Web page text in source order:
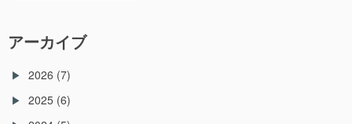
ー
アーカイブ
2026 (7)
2025 (6)